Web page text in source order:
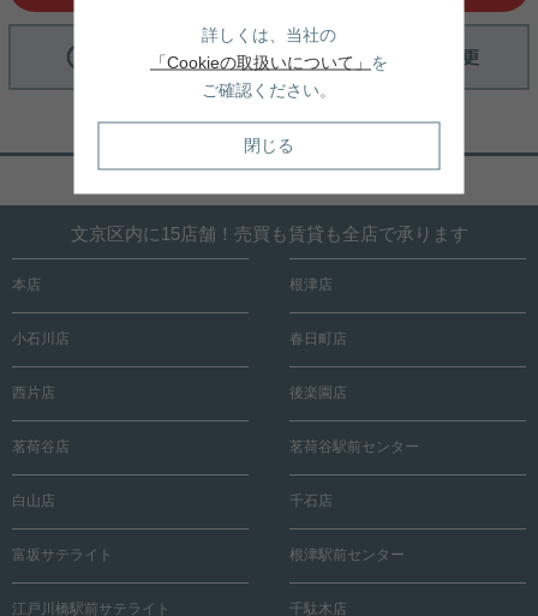
文京区内に15店舗！売買も賃貸も全店で承ります
本店 根津店
小石川店 春日町店
西片店 後楽園店
茗荷谷店 茗荷谷駅前センター
白山店 千石店
富坂サテライト 根津駅前センター
江戸川橋駅前サテライト 千駄木店
詳しくは、当社の
「Cookieの取扱いについて」 を
ご確認ください。
閉じる